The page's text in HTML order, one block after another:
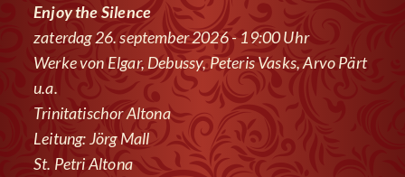
Enjoy the Silence
zaterdag 26. september 2026 - 19:00 Uhr
Werke von Elgar, Debussy, Peteris Vasks, Arvo Pärt
u.a.
Trinitatischor Altona
Leitung: Jörg Mall
St. Petri Altona